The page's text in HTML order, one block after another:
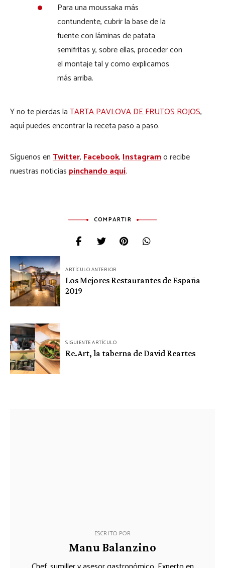
Para una moussaka más
contundente, cubrir la base de la
fuente con láminas de patata
semifritas y, sobre ellas, proceder con
el montaje tal y como explicamos
más arriba.
Y no te pierdas laTARTA PAVLOVA DE FRUTOS ROJOS,
aquí puedes encontrar la receta paso a paso.
Síguenos enTwitter,Facebook,Instagramo recibe
nuestras noticias pinchando aquí.
COMPARTIR
Navegación
de
entradas
ARTÍCULO ANTERIOR
Los Mejores Restaurantes de España
2019
SIGUIENTE ARTÍCULO
Re.Art, la taberna de David Reartes
ESCRITO POR
Manu Balanzino